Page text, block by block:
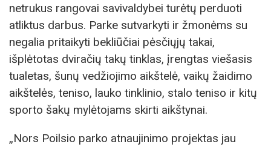
netrukus rangovai savivaldybei turėtų perduoti
atliktus darbus. Parke sutvarkyti ir žmonėms su
negalia pritaikyti bekliūčiai pėsčiųjų takai,
išplėtotas dviračių takų tinklas, įrengtas viešasis
tualetas, šunų vedžiojimo aikštelė, vaikų žaidimo
aikštelės, teniso, lauko tinklinio, stalo teniso ir kitų
sporto šakų mylėtojams skirti aikštynai.
„Nors Poilsio parko atnaujinimo projektas jau